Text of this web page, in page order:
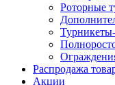
Роторные
Распродажа
Акции